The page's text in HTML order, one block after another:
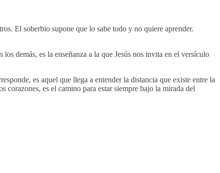
El soberbio supone que lo sabe todo y no quiere aprender.
demás, es la enseñanza a la que Jesús nos invita en el versículo
es aquel que llega a entender la distancia que existe entre la
corazones, es el camino para estar siempre bajo la mirada del